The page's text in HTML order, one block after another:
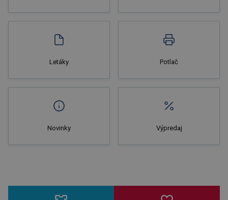
Letáky Potlač
Novinky Výpredaj